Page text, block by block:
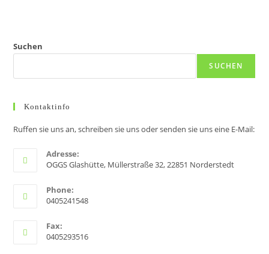
Suchen
SUCHEN
Kontaktinfo
Ruffen sie uns an, schreiben sie uns oder senden sie uns eine E-Mail:
Adresse:
OGGS Glashütte, Müllerstraße 32, 22851 Norderstedt
Phone:
0405241548
Fax:
0405293516